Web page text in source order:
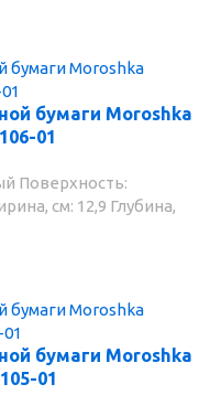
бумаги Moroshka
01
Поверхность:
см: 12,9 Глубина,
бумаги Moroshka
01